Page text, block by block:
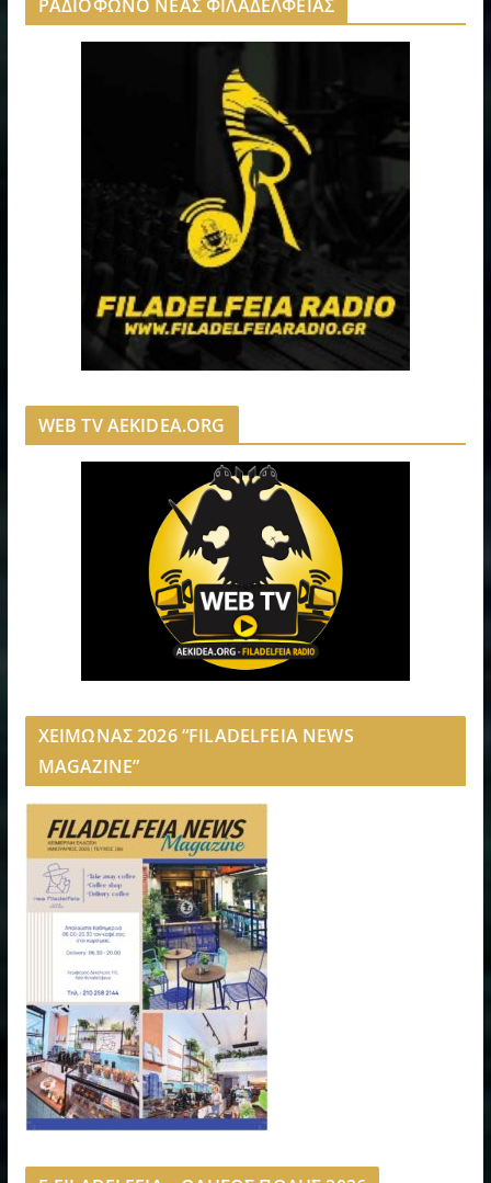
ΡΑΔΙΟΦΩΝΟ ΝΕΑΣ ΦΙΛΑΔΕΛΦΕΙΑΣ
WEB TV AEKIDEA.ORG
ΧΕΙΜΩΝΑΣ 2026 “FILADELFEIA NEWS
MAGAZINE”